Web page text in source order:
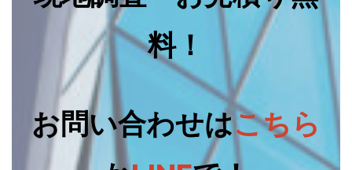
料！
お問い合わせはこちら